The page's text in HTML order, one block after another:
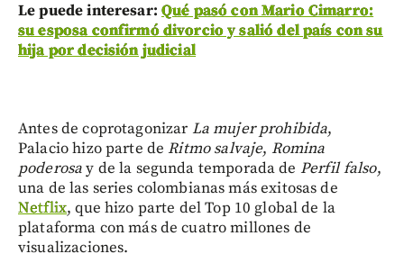
Le puede interesar: Qué pasó con Mario Cimarro:
su esposa confirmó divorcio y salió del país con su
hija por decisión judicial
Antes de coprotagonizar La mujer prohibida,
Palacio hizo parte deRitmo salvaje, Romina
poderosay de la segunda temporada de Perfil falso,
una de las series colombianas más exitosas de
Netflix, que hizo parte del Top 10 global de la
plataforma con más de cuatro millones de
visualizaciones.